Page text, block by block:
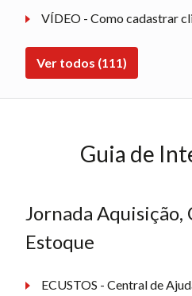
VÍDEO - Como cadastrar
Ver todos (111)
Guia de
Jornada Aquisição,
Estoque
ECUSTOS - Central de